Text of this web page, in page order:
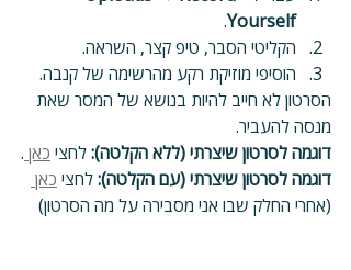
Yourself
.
הקליטי הסבר, טיפ קצר, השראה.
הוסיפי מוזיקת רקע מהרשימה של קנבה.
הסרטון לא חייב להיות בנושא של המסר שאת
מנסה להעביר.
דוגמה לסרטון שיצרתי (ללא הקלטה): לחצי כאן .
דוגמה לסרטון שיצרתי (עם הקלטה): לחצי כאן
(אחרי החלק שבו אני מסבירה על מה הסרטון)